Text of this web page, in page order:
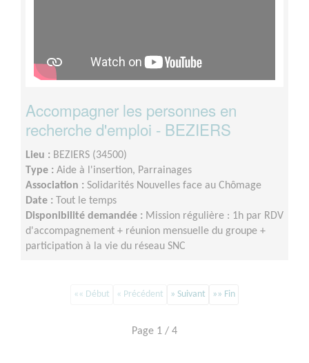
Accompagner les personnes en
recherche d'emploi - BEZIERS
Lieu : BEZIERS (34500)
Type : Aide à l'insertion, Parrainages
Association : Solidarités Nouvelles face au Chômage
Date :
Tout le temps
Disponibilité demandée : Mission régulière : 1h par RDV
d'accompagnement + réunion mensuelle du groupe +
participation à la vie du réseau SNC
«« Début « Précédent » Suivant »» Fin
Page 1 / 4